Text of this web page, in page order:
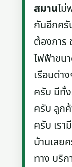
สมานไม่
กันอีกครั
ต้องการ
ไฟฟ้าขน
เรือนต่า
ครับ มีทั้
ครับ ลูก
ครับ เรา
บ้านเลย
ทาง บริก